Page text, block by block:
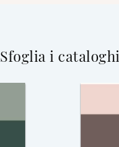
Sfoglia i cataloghi